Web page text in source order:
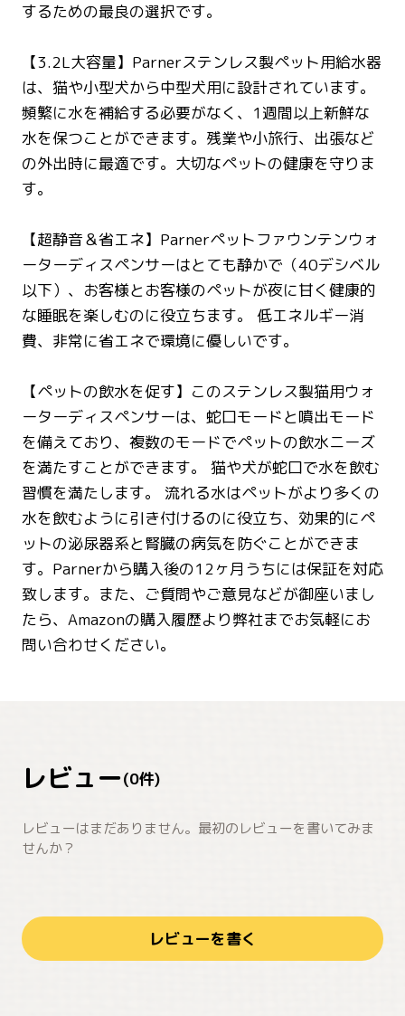
するための最良の選択です。
【3.2L大容量】Parnerステンレス製ペット用給水器
は、猫や小型犬から中型犬用に設計されています。
頻繁に水を補給する必要がなく、1週間以上新鮮な
水を保つことができます。残業や小旅行、出張など
の外出時に最適です。大切なペットの健康を守りま
す。
【超静音＆省エネ】Parnerペットファウンテンウォ
ーターディスペンサーはとても静かで（40デシベル
以下）、お客様とお客様のペットが夜に甘く健康的
な睡眠を楽しむのに役立ちます。 低エネルギー消
費、非常に省エネで環境に優しいです。
【ペットの飲水を促す】このステンレス製猫用ウォ
ーターディスペンサーは、蛇口モードと噴出モード
を備えており、複数のモードでペットの飲水ニーズ
を満たすことができます。 猫や犬が蛇口で水を飲む
習慣を満たします。 流れる水はペットがより多くの
水を飲むように引き付けるのに役立ち、効果的にペ
ットの泌尿器系と腎臓の病気を防ぐことができま
す。Parnerから購入後の12ヶ月うちには保証を対応
致します。また、ご質問やご意見などが御座いまし
たら、Amazonの購入履歴より弊社までお気軽にお
問い合わせください。
レビュー(0件)
レビューはまだありません。最初のレビューを書いてみま
せんか？
レビューを書く